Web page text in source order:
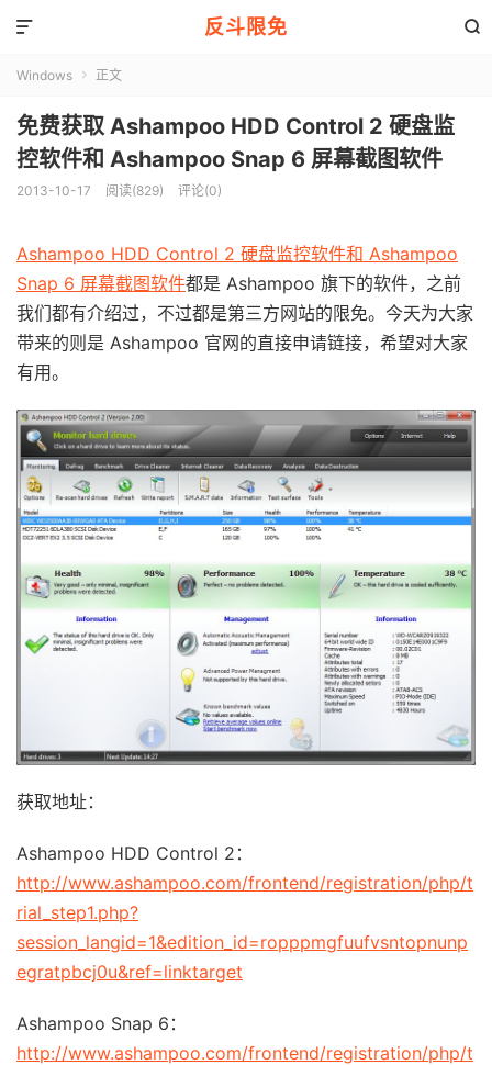
反斗限免 

Windows  正文
免费获取 Ashampoo HDD Control 2 硬盘监
控软件和 Ashampoo Snap 6 屏幕截图软件
2013-10-17 阅读(829) 评论(0)
Ashampoo HDD Control 2 硬盘监控软件和 Ashampoo
Snap 6 屏幕截图软件都是 Ashampoo 旗下的软件，之前
我们都有介绍过，不过都是第三方网站的限免。今天为大家
带来的则是 Ashampoo 官网的直接申请链接，希望对大家
有用。
获取地址：
Ashampoo HDD Control 2：
http://www.ashampoo.com/frontend/registration/php/t
rial_step1.php?
session_langid=1&edition_id=ropppmgfuufvsntopnunp
egratpbcj0u&ref=linktarget
Ashampoo Snap 6：
http://www.ashampoo.com/frontend/registration/php/t